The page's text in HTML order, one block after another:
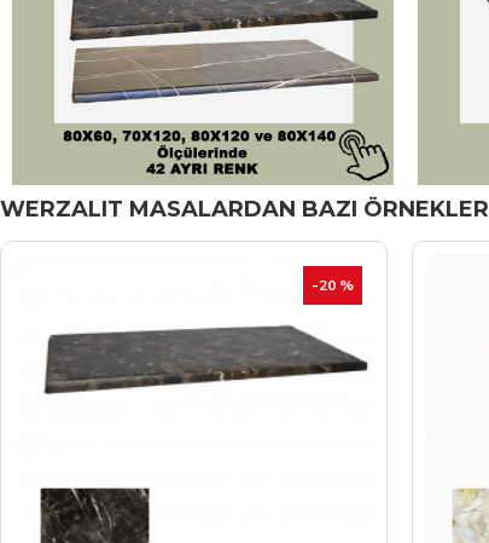
WERZALIT MASALARDAN BAZI ÖRNEKLER
-20 %